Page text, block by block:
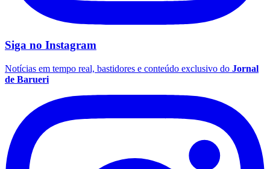
Siga no Instagram
Notícias em tempo real, bastidores e conteúdo exclusivo do Jornal
de Barueri